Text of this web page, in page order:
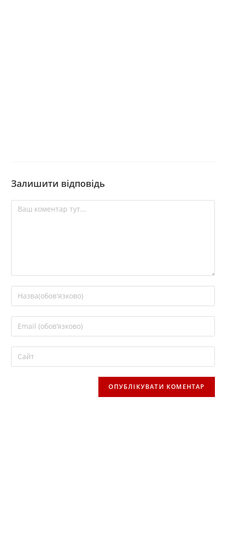
Залишити відповідь